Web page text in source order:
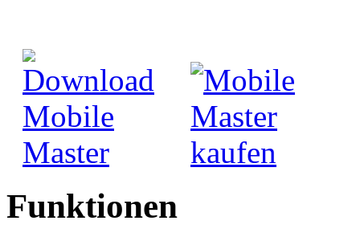
Funktionen